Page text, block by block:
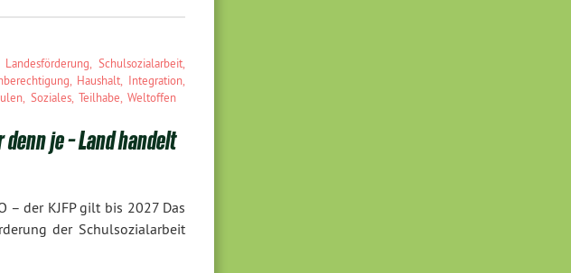
Landesförderung,Schulsozialarbeit,
, Haushalt, Integration,
, Soziales, Teilhabe,Weltoffen
je – Land handelt
– der KJFP gilt bis 2027 Das
der Schulsozialarbeit